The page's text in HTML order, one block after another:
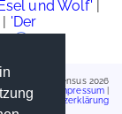
und Wolf' |
| 'Der
Handschriftencensus 2026
Impressum
Datenschutzerklärung